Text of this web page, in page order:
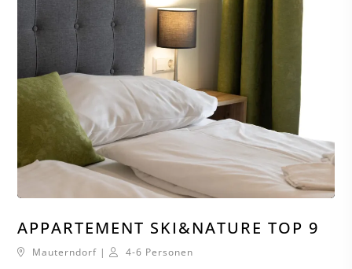
APPARTEMENT SKI&NATURE TOP 9
Mauterndorf | 4-6 Personen